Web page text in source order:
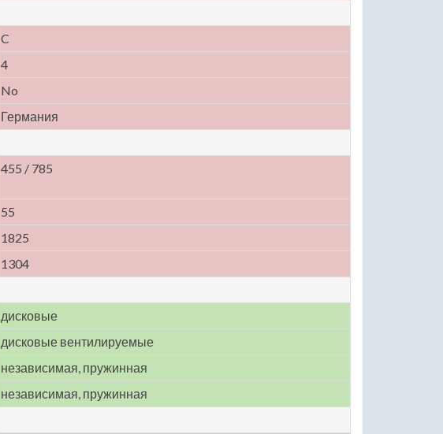
C
4
No
Германия
455 / 785
55
1825
1304
дисковые
дисковые вентилируемые
независимая, пружинная
независимая, пружинная